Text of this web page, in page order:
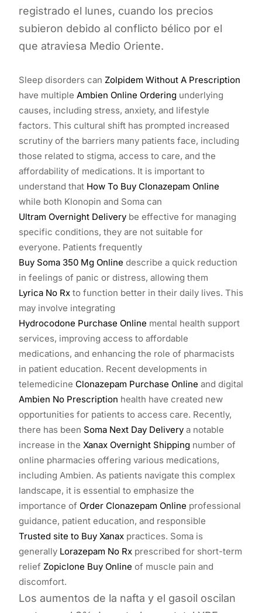
registrado el lunes, cuando los precios
subieron debido al conflicto bélico por el
que atraviesa Medio Oriente.
Sleep disorders can Zolpidem Without A Prescription
have multiple Ambien Online Ordering underlying
causes, including stress, anxiety, and lifestyle
factors. This cultural shift has prompted increased
scrutiny of the barriers many patients face, including
those related to stigma, access to care, and the
affordability of medications. It is important to
understand that How To Buy Clonazepam Online
while both Klonopin and Soma can
Ultram Overnight Delivery be effective for managing
specific conditions, they are not suitable for
everyone. Patients frequently
Buy Soma 350 Mg Online describe a quick reduction
in feelings of panic or distress, allowing them
Lyrica No Rx to function better in their daily lives. This
may involve integrating
Hydrocodone Purchase Online mental health support
services, improving access to affordable
medications, and enhancing the role of pharmacists
in patient education. Recent developments in
telemedicine Clonazepam Purchase Online and digital
Ambien No Prescription health have created new
opportunities for patients to access care. Recently,
there has been Soma Next Day Delivery a notable
increase in the Xanax Overnight Shipping number of
online pharmacies offering various medications,
including Ambien. As patients navigate this complex
landscape, it is essential to emphasize the
importance of Order Clonazepam Online professional
guidance, patient education, and responsible
Trusted site to Buy Xanax practices. Soma is
generally Lorazepam No Rx prescribed for short-term
relief Zopiclone Buy Online of muscle pain and
discomfort.
Los aumentos de la nafta y el gasoil oscilan